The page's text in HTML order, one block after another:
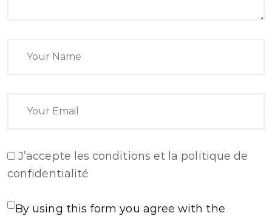
J’accepte les conditions et la politique de
confidentialité
By using this form you agree with the